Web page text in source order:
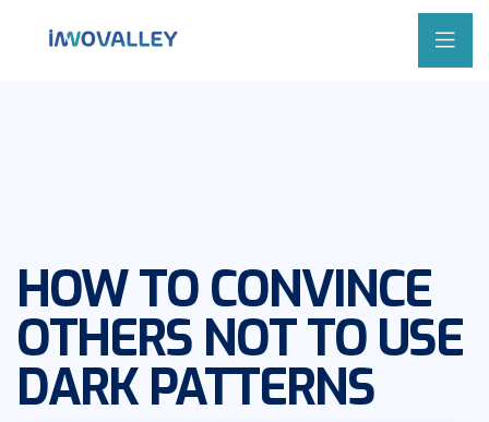
HOW TO CONVINCE
OTHERS NOT TO USE
DARK PATTERNS